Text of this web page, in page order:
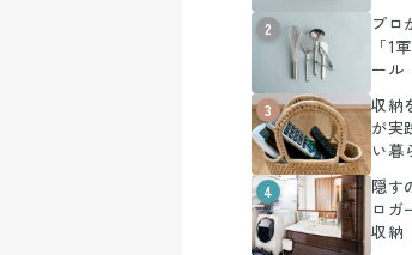
2
プロ
「1
ール
3
収納
が実
い暮
4
隠す
ロガ
収納